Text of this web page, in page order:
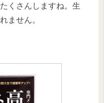
くさんしますね。生
ません。